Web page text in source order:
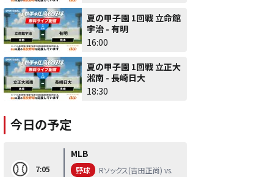
夏の甲子園 1回戦 立命館
宇治 - 有明
16:00
夏の甲子園 1回戦 立正大
淞南 - 長崎日大
18:30
今日の予定
7:05
MLB
野球
Rソックス(吉田正尚) vs.